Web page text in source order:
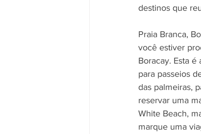
destinos que
Praia Branca,
você estiver
Boracay. Esta
para passeios
das palmeiras,
reservar uma
White Beach,
marque uma